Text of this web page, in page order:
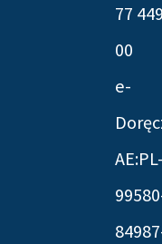
77
00
e-
AE:PL-